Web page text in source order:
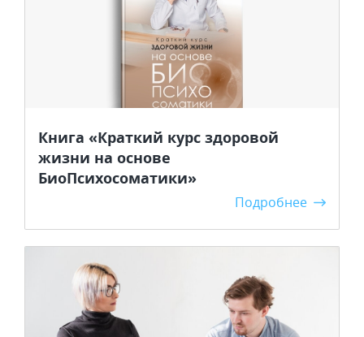
Книга «Краткий курс здоровой
жизни на основе
БиоПсихосоматики»
Подробнее